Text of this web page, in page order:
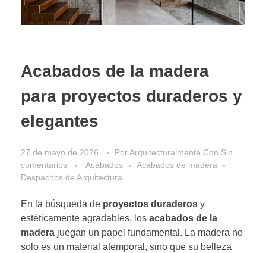
Acabados de la madera
para proyectos duraderos y
elegantes
27 de mayo de 2026 PorArquitecturalmente Con Sin
comentarios
Acabados
Acabados de madera
Despachos de Arquitectura
En la búsqueda de proyectos duraderos y
estéticamente agradables, los acabados de la
madera juegan un papel fundamental. La madera no
solo es un material atemporal, sino que su belleza